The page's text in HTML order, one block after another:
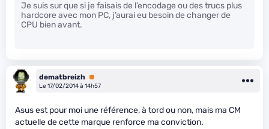
Je suis sur que si je faisais de l’encodage ou des trucs plus
hardcore avec mon PC, j’aurai eu besoin de changer de
CPU bien avant.
dematbreizh Premium
Le 17/02/2014 à 14h57
Asus est pour moi une référence, à tord ou non, mais ma CM
actuelle de cette marque renforce ma conviction.